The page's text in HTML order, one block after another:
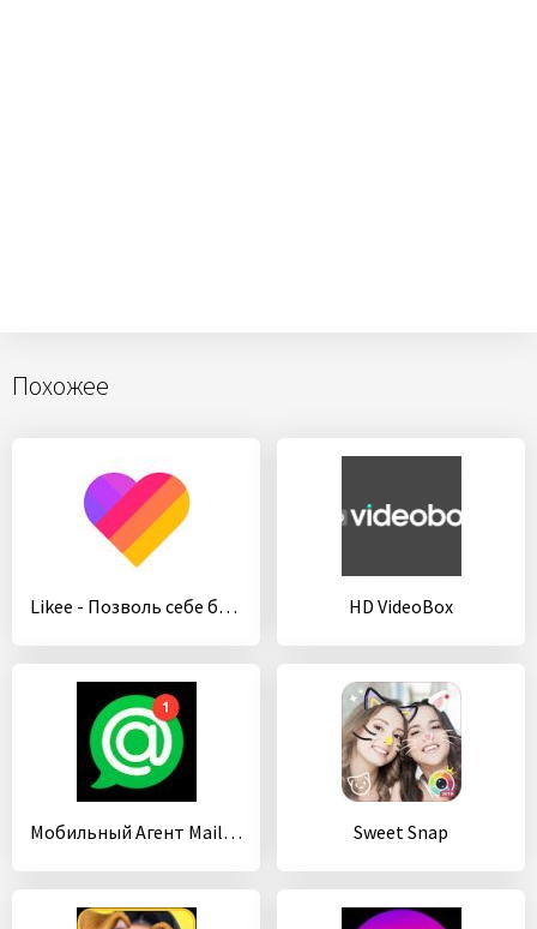
Похожее
Likee - Позволь себе блистать HD VideoBox
Мобильный Агент Mail.Ru Sweet Snap